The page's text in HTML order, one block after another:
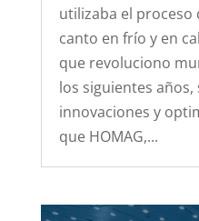
utilizaba el proceso
canto en frío y en
que revoluciono
los siguientes años,
innovaciones y
que HOMAG,...